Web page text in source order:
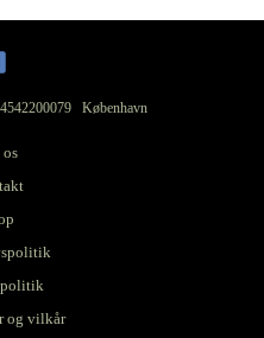
København
os
og vilkår